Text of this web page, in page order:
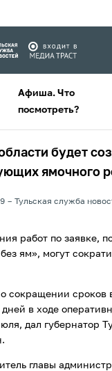
Афиша. Что
посмотреть?
будет
ямочного
Тульская служба
работ по заявке,
ям», могут
сокращении сроков
дней в ходе
дал губернатор
главы